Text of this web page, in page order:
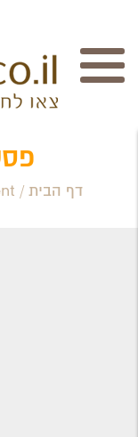
/ Business
דף הבית /